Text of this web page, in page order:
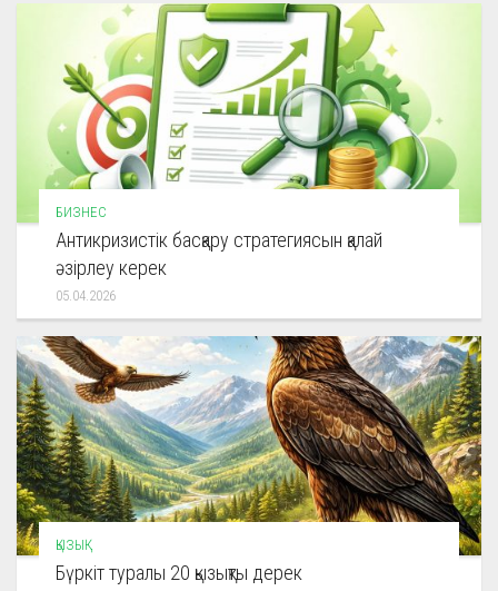
БИЗНЕС
Антикризистік басқару стратегиясын қалай
әзірлеу керек
05.04.2026
ҚЫЗЫҚ
Бүркіт туралы 20 қызықты дерек